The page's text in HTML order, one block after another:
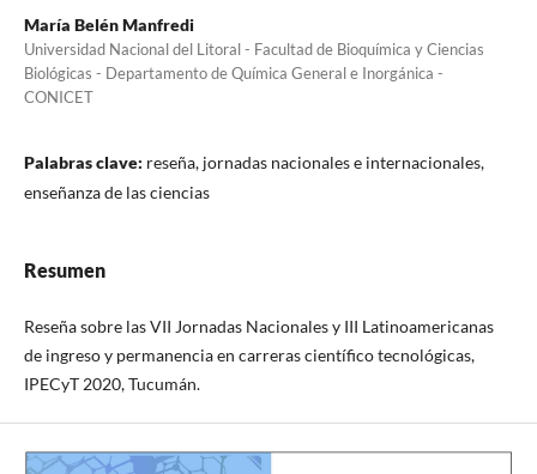
María Belén Manfredi
Universidad Nacional del Litoral - Facultad de Bioquímica y Ciencias
Biológicas - Departamento de Química General e Inorgánica -
CONICET
Palabras clave: reseña, jornadas nacionales e internacionales,
enseñanza de las ciencias
Resumen
Reseña sobre las VII Jornadas Nacionales y III Latinoamericanas
de ingreso y permanencia en carreras científico tecnológicas,
IPECyT 2020, Tucumán.